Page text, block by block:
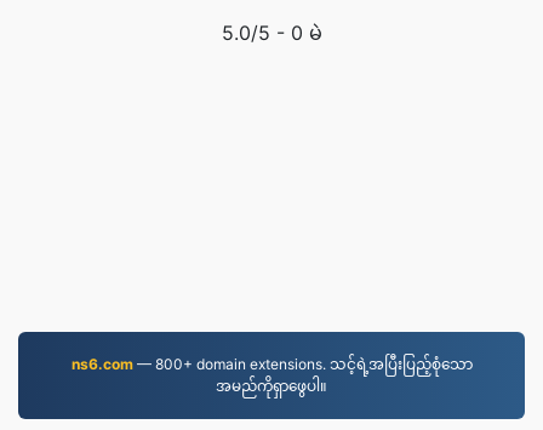
5.0/5 - 0 မဲ
ns6.com— 800+ domain extensions. သင့်ရဲ့အပြီးပြည့်စုံသော
အမည်ကိုရှာဖွေပါ။